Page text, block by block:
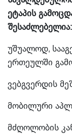
ეტაპის
შესაძლებელია:
უშუალოდ,
ერთეულში
ვებგვერდის
მობილური
მძღოლობის